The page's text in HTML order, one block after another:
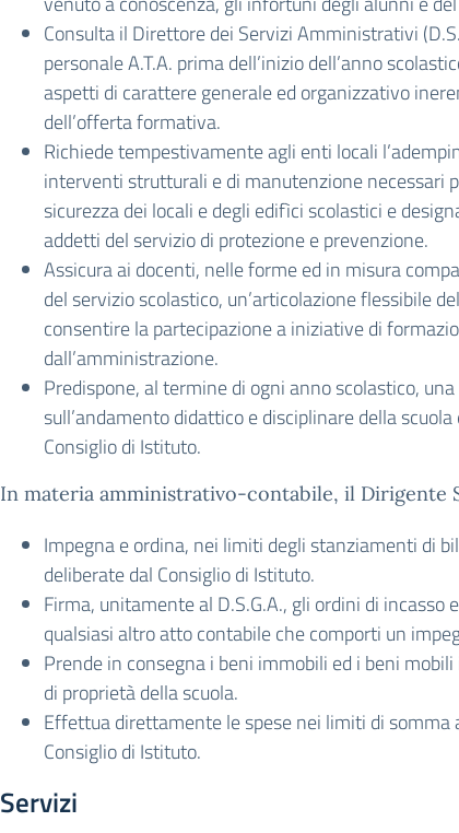
Consulta il Direttore dei Servizi Amministrativi
personale A.T.A. prima dell’inizio dell’anno
aspetti di carattere generale ed organizzativo
dell’offerta formativa.
Richiede tempestivamente agli enti locali
interventi strutturali e di manutenzione necessari
sicurezza dei locali e degli edifìci scolastici e
addetti del servizio di protezione e prevenzione.
Assicura ai docenti, nelle forme ed in misura
del servizio scolastico, un’articolazione flessibile
consentire la partecipazione a iniziative di
dall’amministrazione.
Predispone, al termine di ogni anno scolastico,
sull’andamento didattico e disciplinare della
Consiglio di Istituto.
In materia amministrativo-contabile, il Dirigente
Impegna e ordina, nei limiti degli stanziamenti di
deliberate dal Consiglio di Istituto.
Firma, unitamente al D.S.G.A., gli ordini di incasso
qualsiasi altro atto contabile che comporti un
Prende in consegna i beni immobili ed i beni
di proprietà della scuola.
Effettua direttamente le spese nei limiti di somma
Consiglio di Istituto.
Servizi